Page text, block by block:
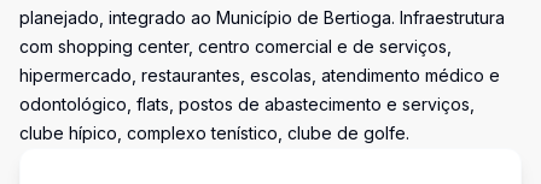
planejado, integrado ao Município de Bertioga. Infraestrutura
com shopping center, centro comercial e de serviços,
hipermercado, restaurantes, escolas, atendimento médico e
odontológico, flats, postos de abastecimento e serviços,
clube hípico, complexo tenístico, clube de golfe.